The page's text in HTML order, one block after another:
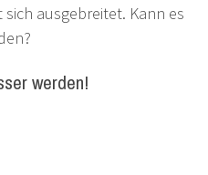
ausgebreitet. Kann es
werden!